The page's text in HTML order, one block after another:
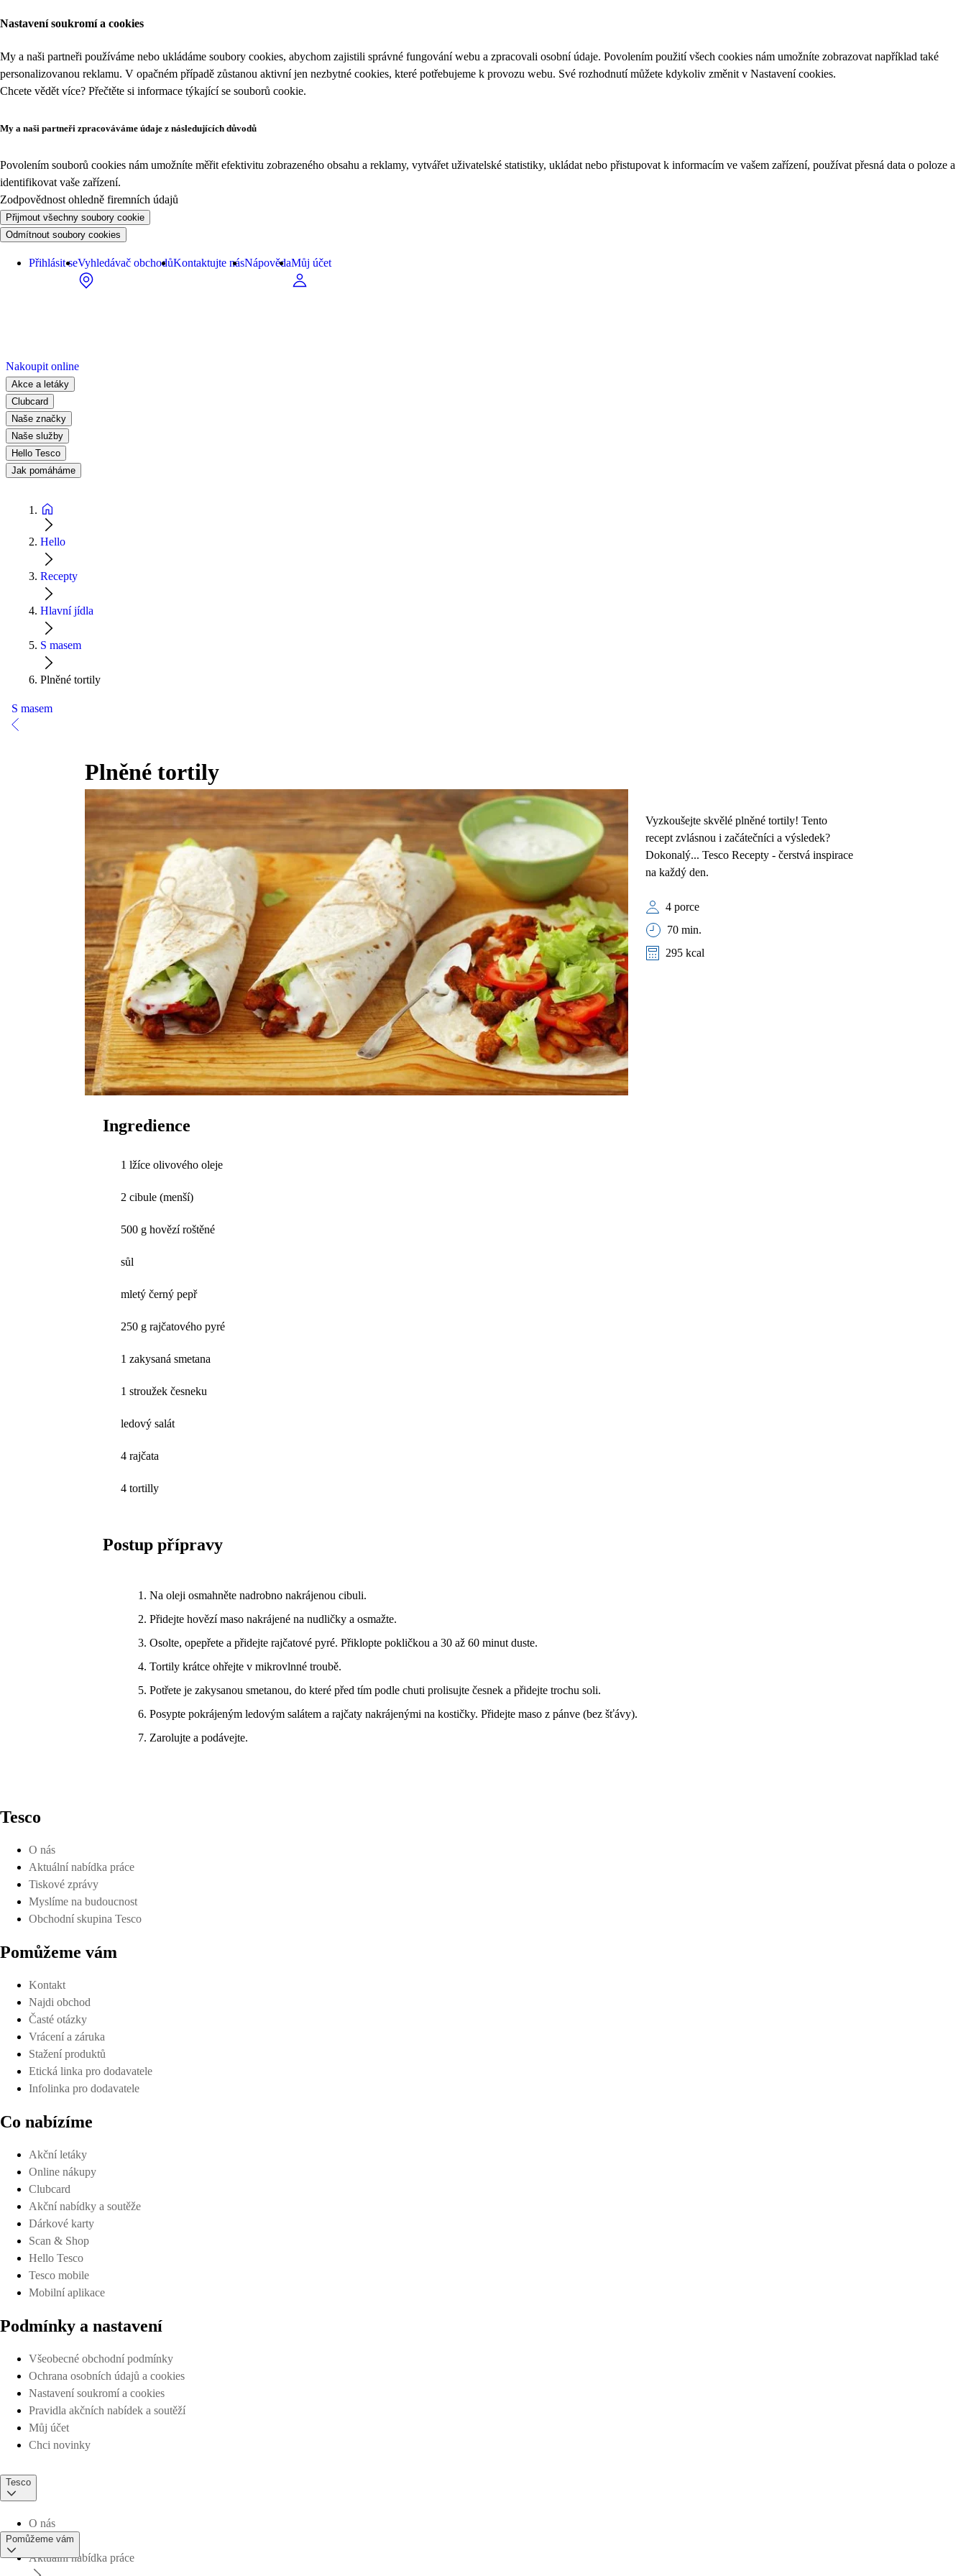
Nastavení soukromí a cookies
My a naši partneři používáme nebo ukládáme soubory cookies, abychom zajistili správné fungování webu a zpracovali osobní údaje. Povolením použití všech cookies nám umožníte zobrazovat například také
personalizovanou reklamu. V opačném případě zůstanou aktivní jen nezbytné cookies, které potřebujeme k provozu webu. Své rozhodnutí můžete kdykoliv změnit v Nastavení cookies.
Chcete vědět více? Přečtěte si informace týkající se souborů cookie.
My a naši partneři zpracováváme údaje z následujících důvodů
Povolením souborů cookies nám umožníte měřit efektivitu zobrazeného obsahu a reklamy, vytvářet uživatelské statistiky, ukládat nebo přistupovat k informacím ve vašem zařízení, používat přesná data o poloze a
identifikovat vaše zařízení.
Zodpovědnost ohledně firemních údajů
Přijmout všechny soubory cookie
Odmítnout soubory cookies
Přihlásit seVyhledávač obchodůKontaktujte násNápovědaMůj účet
Nakoupit online
Akce a letáky
Clubcard
Naše značky
Naše služby
Hello Tesco
Jak pomáháme
Hello
Recepty
Hlavní jídla
S masem
Plněné tortily
S masem
Plněné tortily
Vyzkoušejte skvělé plněné tortily! Tento
recept zvlásnou i začátečníci a výsledek?
Dokonalý... Tesco Recepty - čerstvá inspirace
na každý den.
4 porce
70 min.
295 kcal
Ingredience
1 lžíce olivového oleje
2 cibule (menší)
500 g hovězí roštěné
sůl
mletý černý pepř
250 g rajčatového pyré
1 zakysaná smetana
1 stroužek česneku
ledový salát
4 rajčata
4 tortilly
Postup přípravy
Na oleji osmahněte nadrobno nakrájenou cibuli.
Přidejte hovězí maso nakrájené na nudličky a osmažte.
Osolte, opepřete a přidejte rajčatové pyré. Přiklopte pokličkou a 30 až 60 minut duste.
Tortily krátce ohřejte v mikrovlnné troubě.
Potřete je zakysanou smetanou, do které před tím podle chuti prolisujte česnek a přidejte trochu soli.
Posypte pokrájeným ledovým salátem a rajčaty nakrájenými na kostičky. Přidejte maso z pánve (bez šťávy).
Zarolujte a podávejte.
Tesco
O nás
Aktuální nabídka práce
Tiskové zprávy
Myslíme na budoucnost
Obchodní skupina Tesco
Pomůžeme vám
Kontakt
Najdi obchod
Časté otázky
Vrácení a záruka
Stažení produktů
Etická linka pro dodavatele
Infolinka pro dodavatele
Co nabízíme
Akční letáky
Online nákupy
Clubcard
Akční nabídky a soutěže
Dárkové karty
Scan & Shop
Hello Tesco
Tesco mobile
Mobilní aplikace
Podmínky a nastavení
Všeobecné obchodní podmínky
Ochrana osobních údajů a cookies
Nastavení soukromí a cookies
Pravidla akčních nabídek a soutěží
Můj účet
Chci novinky
Tesco
O nás
Aktuální nabídka práce
Pomůžeme vám